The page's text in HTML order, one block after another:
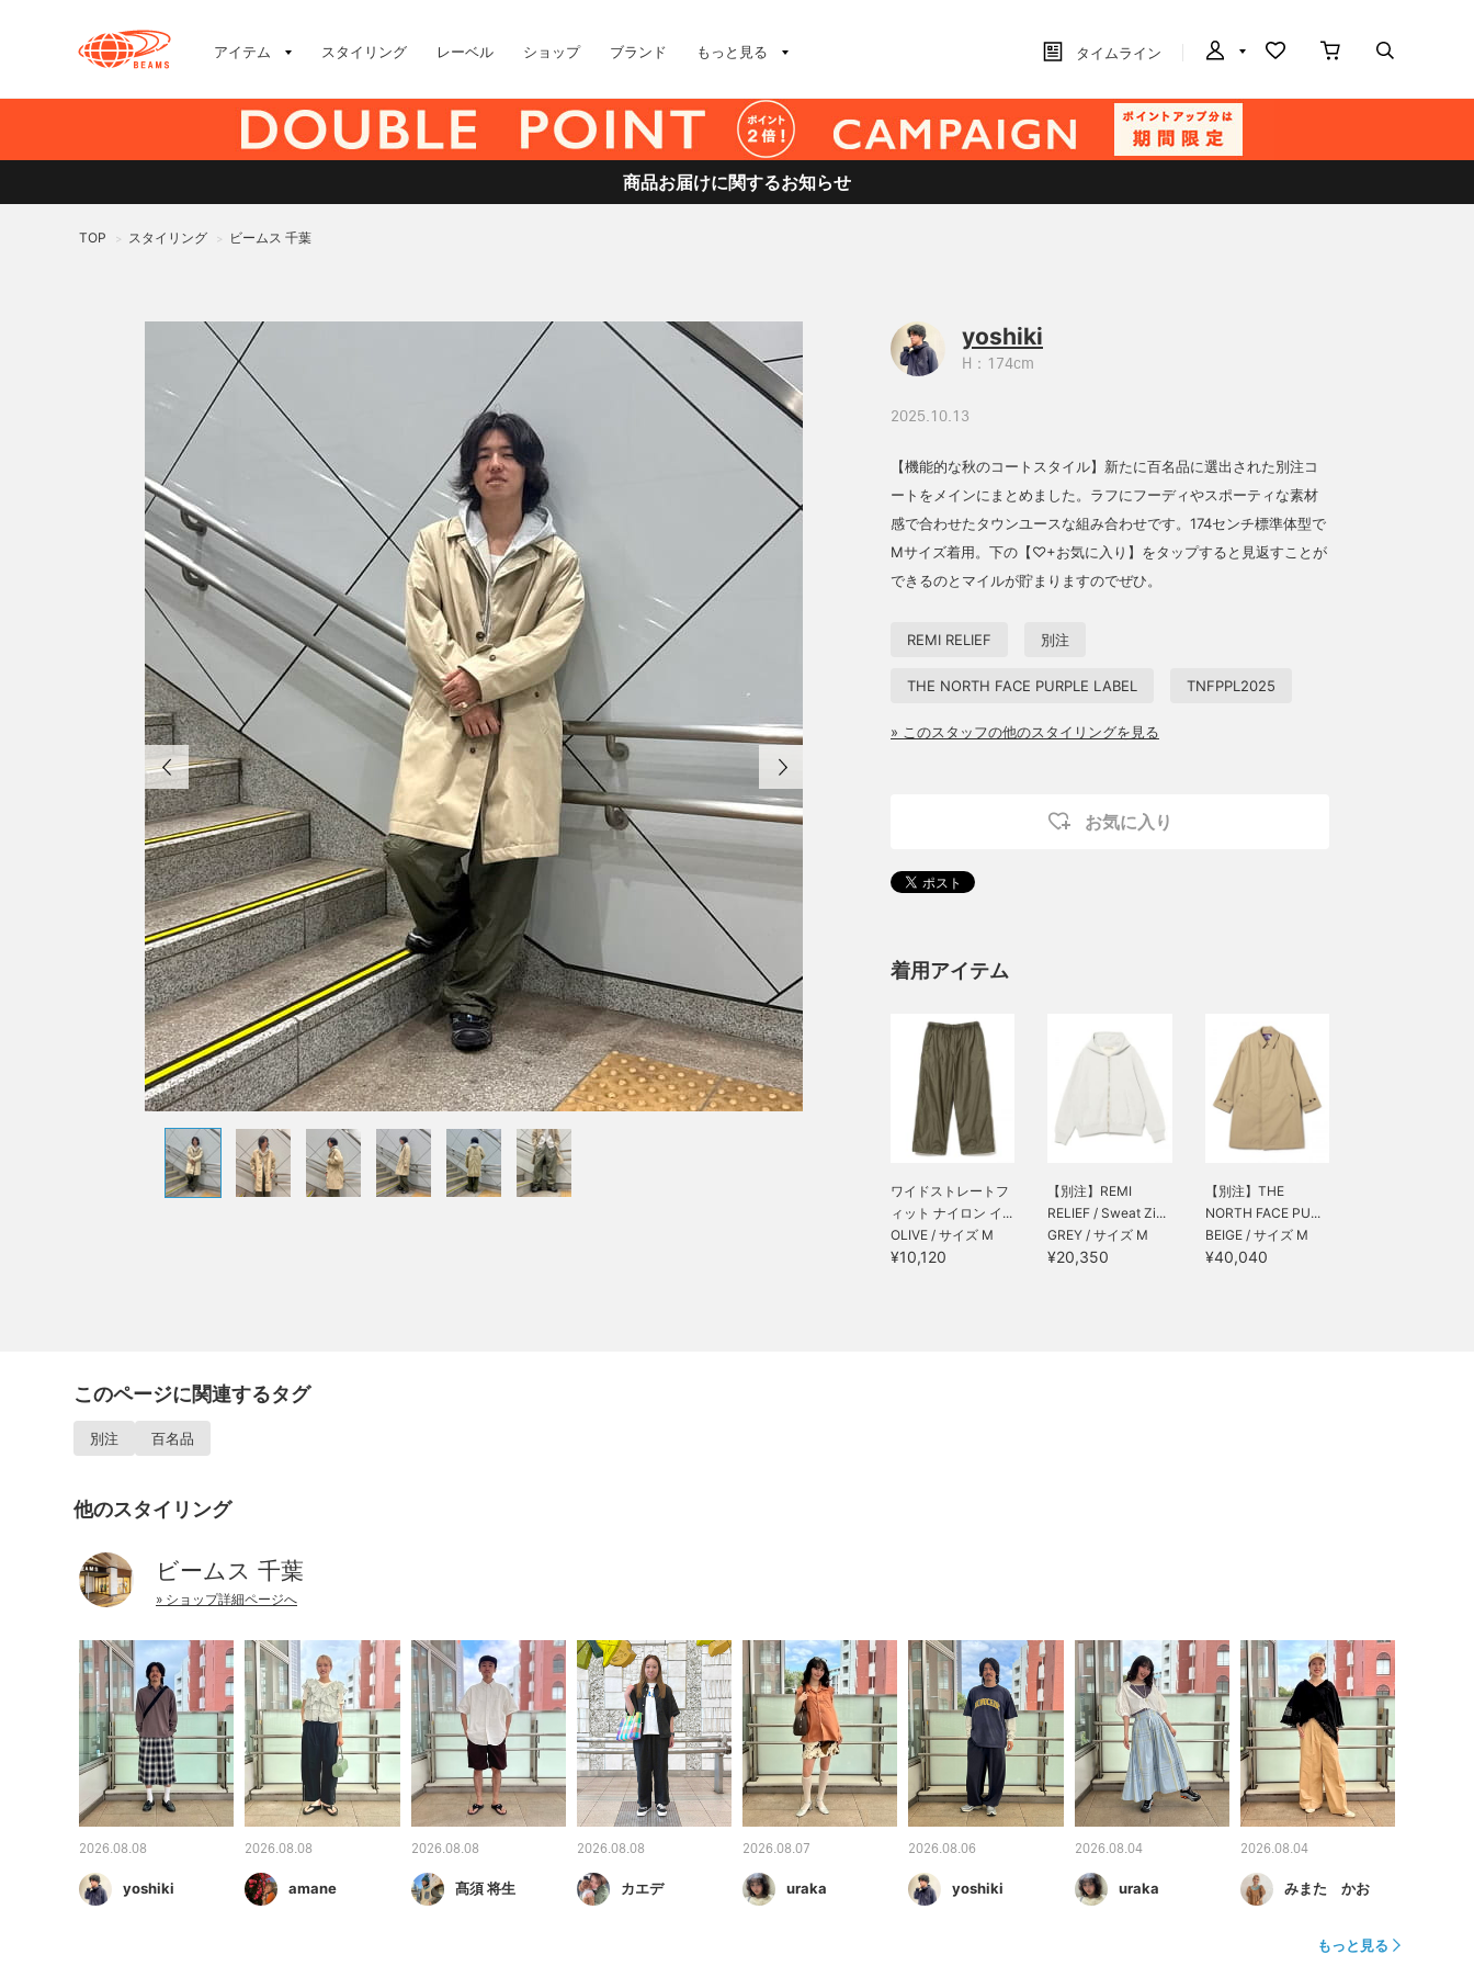
アイテム スタイリング レーベル ショップ ブランド もっと見る タイムライン
商品お届けに関するお知らせ
TOP > スタイリング > ビームス 千葉
yoshiki
H：174cm
2025.10.13
【機能的な秋のコートスタイル】新たに百名品に選出された別注コ
ートをメインにまとめました。ラフにフーディやスポーティな素材
感で合わせたタウンユースな組み合わせです。174センチ標準体型で
Mサイズ着用。下の【♡+お気に入り】をタップすると見返すことが
できるのとマイルが貯まりますのでぜひ。
REMI RELIEF 別注
THE NORTH FACE PURPLE LABEL TNFPPL2025
» このスタッフの他のスタイリングを見る
お気に入り
着用アイテム
ワイドストレートフ
ィット ナイロン イ...
OLIVE / サイズ M
¥10,120
【別注】REMI
RELIEF / Sweat Zi...
GREY / サイズ M
¥20,350
【別注】THE
NORTH FACE PU...
BEIGE / サイズ M
¥40,040
このページに関連するタグ
別注 百名品
他のスタイリング
ビームス 千葉
» ショップ詳細ページへ
2026.08.08
yoshiki
2026.08.08
amane
2026.08.08
髙須 将生
2026.08.08
カエデ
2026.08.07
uraka
2026.08.06
yoshiki
2026.08.04
uraka
2026.08.04
みまた かお
もっと見る